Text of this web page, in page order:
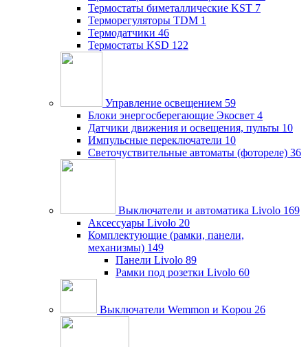
Термостаты биметаллические KST 7
Терморегуляторы TDM 1
Термодатчики 46
Термостаты KSD 122
Управление освещением 59
Блоки энергосберегающие Экосвет 4
Датчики движения и освещения, пульты 10
Импульсные переключатели 10
Светочуствительные автоматы (фотореле) 36
Выключатели и автоматика Livolo 169
Аксессуары Livolo 20
Комплектующие (рамки, панели,
механизмы) 149
Панели Livolo 89
Рамки под розетки Livolo 60
Выключатели Wemmon и Kopou 26